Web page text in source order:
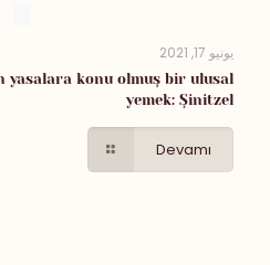
يونيو 17, 2021
yasalara konu olmuş bir ulusal
yemek: Şinitzel
Devamı